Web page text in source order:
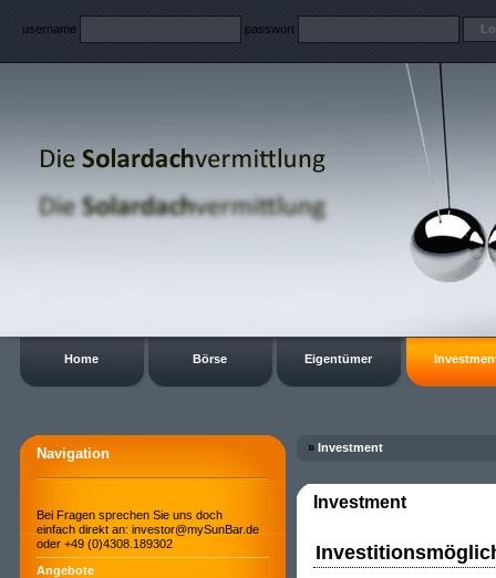
username passwort
Home Börse Eigentümer
Navigation
Bei Fragen sprechen Sie uns doch
einfach direkt an: investor@mySunBar.de
oder +49 (0)4308.189302
Angebote
» Investment
Investment